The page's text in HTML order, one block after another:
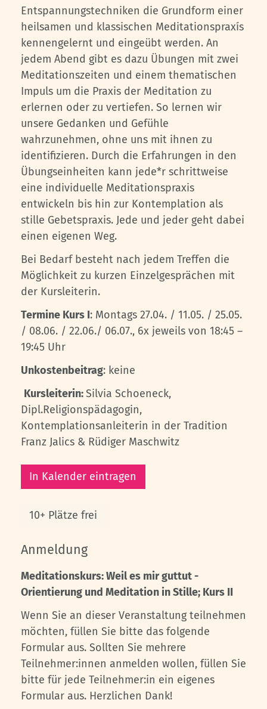
Entspannungstechniken die Grundform einer
heilsamen und klassischen Meditationspraxís
kennengelernt und eingeübt werden. An
jedem Abend gibt es dazu Übungen mit zwei
Meditationszeiten und einem thematischen
Impuls um die Praxis der Meditation zu
erlernen oder zu vertiefen. So lernen wir
unsere Gedanken und Gefühle
wahrzunehmen, ohne uns mit ihnen zu
identifizieren. Durch die Erfahrungen in den
Übungseinheiten kann jede*r schrittweise
eine individuelle Meditationspraxis
entwickeln bis hin zur Kontemplation als
stille Gebetspraxis. Jede und jeder geht dabei
einen eigenen Weg.
Bei Bedarf besteht nach jedem Treffen die
Möglichkeit zu kurzen Einzelgesprächen mit
der Kursleiterin.
Termine Kurs I: Montags 27.04. / 11.05. / 25.05.
/ 08.06. / 22.06./ 06.07., 6x jeweils von 18:45 –
19:45 Uhr
Unkostenbeitrag: keine
Kursleiterin:Silvia Schoeneck,
Dipl.Religionspädagogin,
Kontemplationsanleiterin in der Tradition
Franz Jalics & Rüdiger Maschwitz
In Kalender eintragen
10+ Plätze frei
Anmeldung
Meditationskurs: Weil es mir guttut -
Orientierung und Meditation in Stille; Kurs II
Wenn Sie an dieser Veranstaltung teilnehmen
möchten, füllen Sie bitte das folgende
Formular aus. Sollten Sie mehrere
Teilnehmer:innen anmelden wollen, füllen Sie
bitte für jede Teilnehmer:in ein eigenes
Formular aus. Herzlichen Dank!